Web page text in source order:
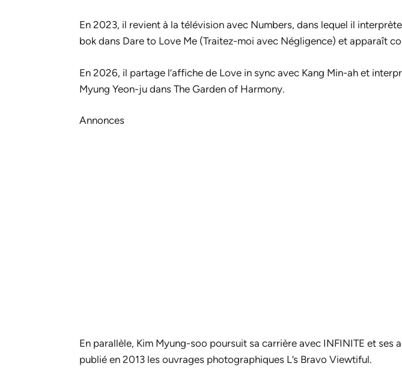
En 2023, il revient à la télévision avec Numbers, dans lequel il
bok dans Dare to Love Me (Traitez-moi avec Négligence) et apparaît
En 2026, il partage l’affiche de Love in sync avec Kang Min-ah et
Myung Yeon-ju dans The Garden of Harmony.
Annonces
En parallèle, Kim Myung-soo poursuit sa carrière avec INFINITE et
publié en 2013 les ouvrages photographiques L’s Bravo Viewtiful.